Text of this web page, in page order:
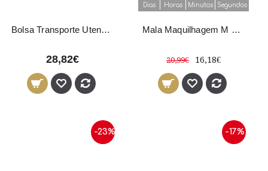
Bolsa Transporte Utensílios Asuer
28,82€
Dias Horas Minutos Segundos
Mala Maquilhagem M Preto
20,99€ 16,18€
-23% -17%